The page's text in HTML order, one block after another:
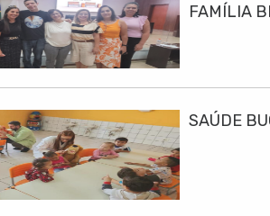
FAMÍLIA
SAÚDE